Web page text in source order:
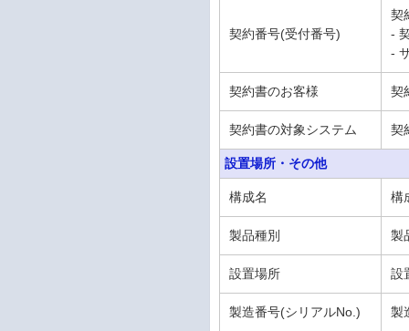
契約番号(受付番号)
契
-
-
契約書のお客様 契
契約書の対象システム 契
設置場所・その他
構成名 構
製品種別 製
設置場所 設
製造番号(シリアルNo.) 製